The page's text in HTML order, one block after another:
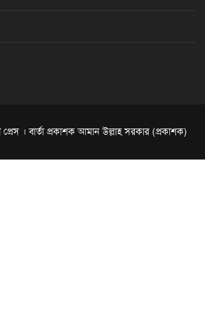
। বার্তা প্রকাশক আমান উল্লাহ সরকার (প্রকাশক)